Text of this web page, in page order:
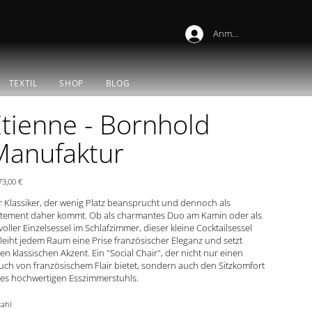
TEXTIL SHOP BLOG
Anmelden
- Bornhold
€
Klassiker, der wenig Platz beansprucht und dennoch als
daher kommt. Ob als charmantes Duo am Kamin oder als
Einzelsessel im Schlafzimmer, dieser kleine Cocktailsessel
jedem Raum eine Prise französischer Eleganz und setzt
klassischen Akzent. Ein "Social Chair", der nicht nur einen
von französischem Flair bietet, sondern auch den Sitzkomfort
hochwertigen Esszimmerstuhls.